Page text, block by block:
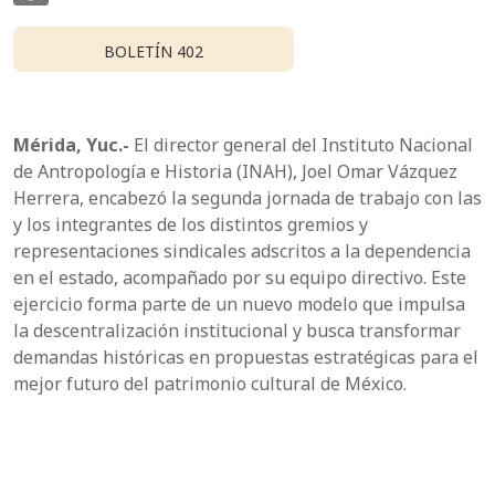
BOLETÍN 402
Mérida, Yuc.- El director general del Instituto Nacional
de Antropología e Historia (INAH), Joel Omar Vázquez
Herrera, encabezó la segunda jornada de trabajo con las
y los integrantes de los distintos gremios y
representaciones sindicales adscritos a la dependencia
en el estado, acompañado por su equipo directivo. Este
ejercicio forma parte de un nuevo modelo que impulsa
la descentralización institucional y busca transformar
demandas históricas en propuestas estratégicas para el
mejor futuro del patrimonio cultural de México.